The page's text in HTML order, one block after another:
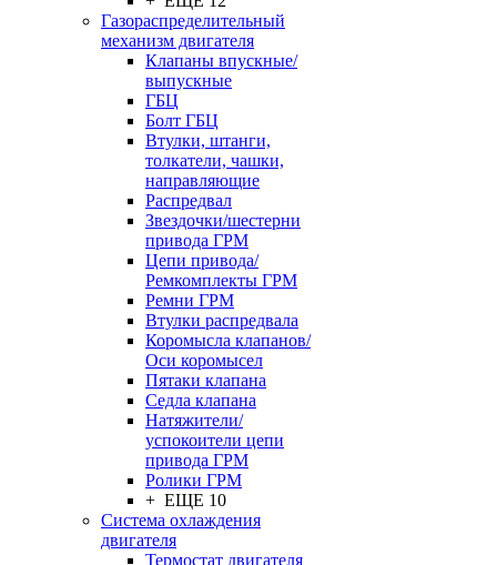
Газораспределительный
механизм двигателя
Клапаны впускные/
выпускные
ГБЦ
Болт ГБЦ
Втулки, штанги,
толкатели, чашки,
направляющие
Распредвал
Звездочки/шестерни
привода ГРМ
Цепи привода/
Ремкомплекты ГРМ
Ремни ГРМ
Втулки распредвала
Коромысла клапанов/
Оси коромысел
Пятаки клапана
Седла клапана
Натяжители/
успокоители цепи
привода ГРМ
Ролики ГРМ
+ ЕЩЕ 10
Система охлаждения
двигателя
Термостат двигателя